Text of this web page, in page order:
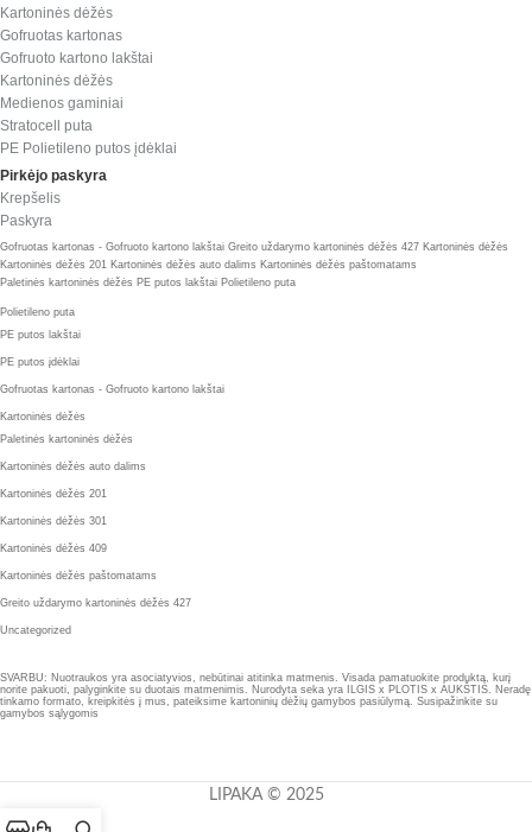
Kartoninės dėžės
Gofruotas kartonas
Gofruoto kartono lakštai
Kartoninės dėžės
Medienos gaminiai
Stratocell puta
PE Polietileno putos įdėklai
Pirkėjo paskyra
Krepšelis
Paskyra
Gofruotas kartonas - Gofruoto kartono lakštai Greito uždarymo kartoninės dėžės 427 Kartoninės dėžės
Kartoninės dėžės 201 Kartoninės dėžės auto dalims Kartoninės dėžės paštomatams
Paletinės kartoninės dėžės PE putos lakštai Polietileno puta
Polietileno puta
PE putos lakštai
PE putos įdėklai
Gofruotas kartonas - Gofruoto kartono lakštai
Kartoninės dėžės
Paletinės kartoninės dėžės
Kartoninės dėžės auto dalims
Kartoninės dėžės 201
Kartoninės dėžės 301
Kartoninės dėžės 409
Kartoninės dėžės paštomatams
Greito uždarymo kartoninės dėžės 427
Uncategorized
SVARBU: Nuotraukos yra asociatyvios, nebūtinai atitinka matmenis. Visada pamatuokite produktą, kurį
norite pakuoti, palyginkite su duotais matmenimis. Nurodyta seka yra ILGIS x PLOTIS x AUKŠTIS. Neradę
tinkamo formato, kreipkitės į mus, pateiksime kartoninių dėžių gamybos pasiūlymą. Susipažinkite su
gamybos sąlygomis
LIPAKA © 2025